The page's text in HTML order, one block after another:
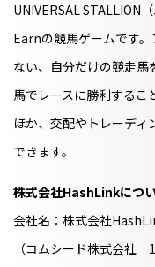
UNIVERSAL STALLION
Earnの競馬ゲームです
ない、自分だけの競走馬
馬でレースに勝利するこ
ほか、交配やトレーデ
できます。
株式会社HashLinkにつ
会社名：株式会社
（コムシード株式会社